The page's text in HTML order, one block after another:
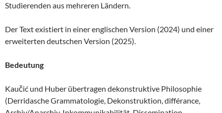
Studierenden aus mehreren Ländern.
Der Text existiert in einer englischen Version (2024) und einer
erweiterten deutschen Version (2025).
Bedeutung
Kaučić und Huber übertragen dekonstruktive Philosophie
(Derridasche Grammatologie, Dekonstruktion, différance,